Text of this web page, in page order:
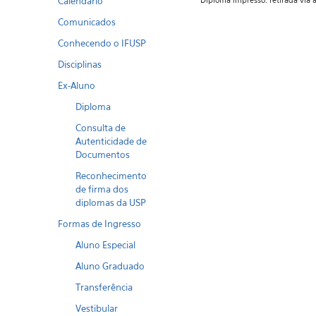
Comunicados
Conhecendo o IFUSP
Disciplinas
Ex-Aluno
Diploma
Consulta de
Autenticidade de
Documentos
Reconhecimento
de firma dos
diplomas da USP
Formas de Ingresso
Aluno Especial
Aluno Graduado
Transferência
Vestibular